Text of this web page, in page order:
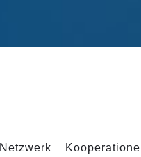
Netzwerk